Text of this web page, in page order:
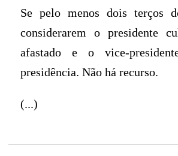
Se pelo menos dois terços
considerarem o presidente
afastado e o vice-
presidência. Não há recurso.
(...)